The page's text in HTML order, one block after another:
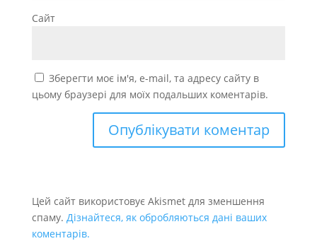
Сайт
Зберегти моє ім'я, e-mail, та адресу сайту в
цьому браузері для моїх подальших коментарів.
Цей сайт використовує Akismet для зменшення
спаму. Дізнайтеся, як обробляються дані ваших
коментарів.